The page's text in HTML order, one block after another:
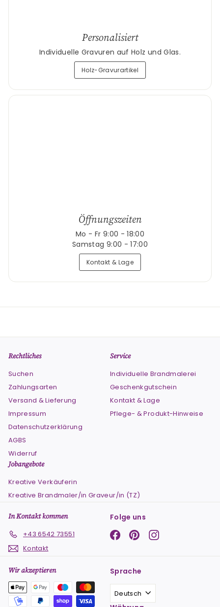
Personalisiert
Individuelle Gravuren auf Holz und Glas.
Holz-Gravurartikel
Öffnungszeiten
Mo - Fr 9:00 - 18:00
Samstag 9:00 - 17:00
Kontakt & Lage
Rechtliches
Suchen
Zahlungsarten
Versand & Lieferung
Impressum
Datenschutzerklärung
AGBS
Widerruf
Service
Individuelle Brandmalerei
Geschenkgutschein
Kontakt & Lage
Pflege- & Produkt-Hinweise
Jobangebote
Kreative Verkäuferin
Kreative Brandmaler/in Graveur/in (TZ)
In Kontakt kommen
+43 6542 73551
Kontakt
Folge uns
Facebook
PinterestInstagram
Wir akzeptieren Sprache
Deutsch